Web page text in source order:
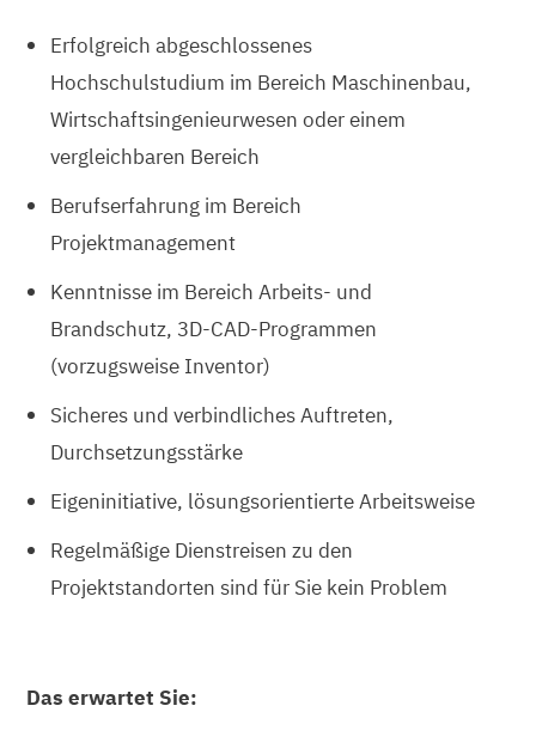
Erfolgreich abgeschlossenes
Hochschulstudium im Bereich Maschinenbau,
Wirtschaftsingenieurwesen oder einem
vergleichbaren Bereich
Berufserfahrung im Bereich
Projektmanagement
Kenntnisse im Bereich Arbeits- und
Brandschutz, 3D-CAD-Programmen
(vorzugsweise Inventor)
Sicheres und verbindliches Auftreten,
Durchsetzungsstärke
Eigeninitiative, lösungsorientierte Arbeitsweise
Regelmäßige Dienstreisen zu den
Projektstandorten sind für Sie kein Problem
Das erwartet Sie: